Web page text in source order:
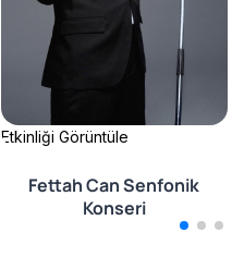
Etkinliği Görüntüle
Fettah Can Senfonik
Konseri